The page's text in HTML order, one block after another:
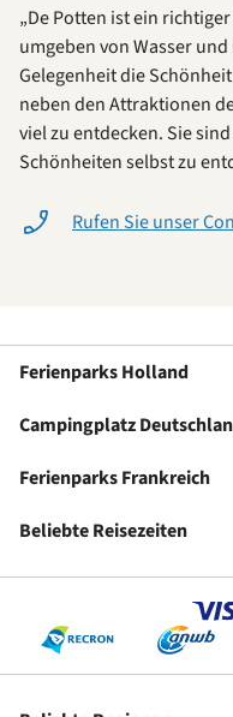
„De Potten ist ein
umgeben von Wasser
Gelegenheit die
neben den Attraktionen
viel zu entdecken. Sie
Schönheiten selbst zu
Rufen Sie unser
Ferienparks Holland
Campingplatz
Ferienparks Frankreich
Beliebte Reisezeiten